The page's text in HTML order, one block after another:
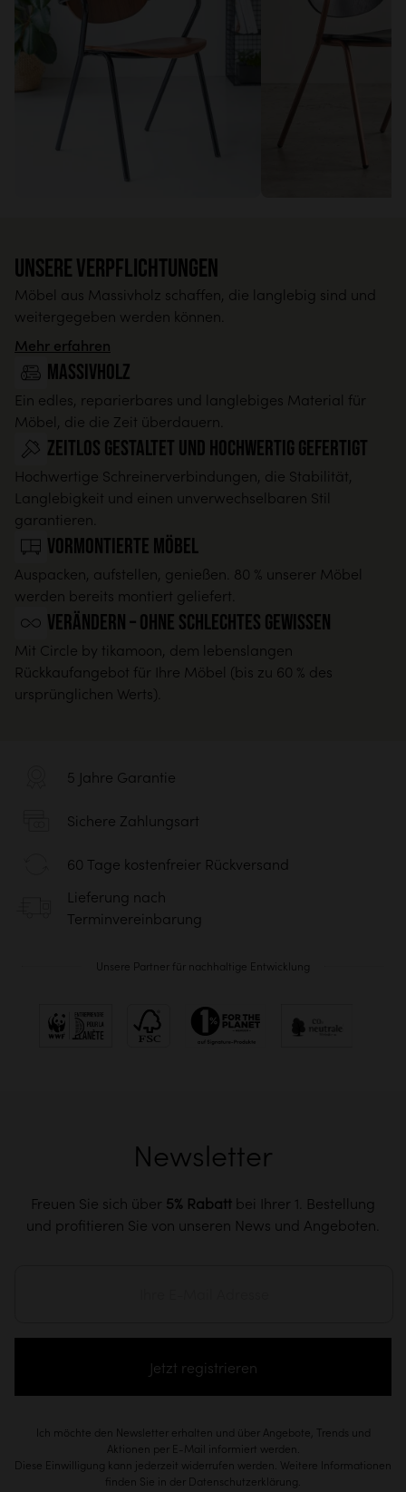
Unsere Verpflichtungen
Möbel aus Massivholz schaffen, die langlebig sind und
weitergegeben werden können.
Mehr erfahren
Massivholz
Ein edles, reparierbares und langlebiges Material für
Möbel, die die Zeit überdauern.
Zeitlos gestaltet und hochwertig gefertigt
Hochwertige Schreinerverbindungen, die Stabilität,
Langlebigkeit und einen unverwechselbaren Stil
garantieren.
Vormontierte Möbel
Auspacken, aufstellen, genießen. 80 % unserer Möbel
werden bereits montiert geliefert.
Verändern – ohne schlechtes Gewissen
Mit Circle by tikamoon, dem lebenslangen
Rückkaufangebot für Ihre Möbel (bis zu 60 % des
ursprünglichen Werts).
5 Jahre Garantie
Sichere Zahlungsart
60 Tage kostenfreier Rückversand
Lieferung nach
Terminvereinbarung
Unsere Partner für nachhaltige Entwicklung
Newsletter
Freuen Sie sich über 5% Rabatt bei Ihrer 1. Bestellung
und profitieren Sie von unseren News und Angeboten.
Jetzt registrieren
Ich möchte den Newsletter erhalten und über Angebote, Trends und
Aktionen per E-Mail informiert werden.
Diese Einwilligung kann jederzeit widerrufen werden. Weitere Informationen
finden Sie in der Datenschutzerklärung.